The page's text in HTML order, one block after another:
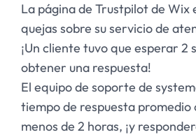
La página de Trustpilot de Wix
quejas sobre su servicio de
¡Un cliente tuvo que esperar 2
obtener una respuesta!
El equipo de soporte de
tiempo de respuesta promedio
menos de 2 horas, ¡y